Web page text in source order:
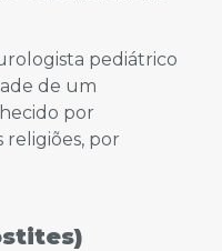
pediátrico
de um
por
por